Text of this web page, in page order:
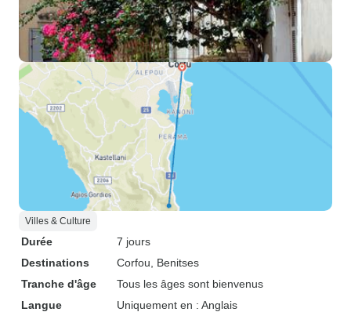
Villes & Culture
Durée
7 jours
Destinations
Corfou , Benitses
Tranche d'âge
Tous les âges sont bienvenus
Langue
Uniquement en : Anglais